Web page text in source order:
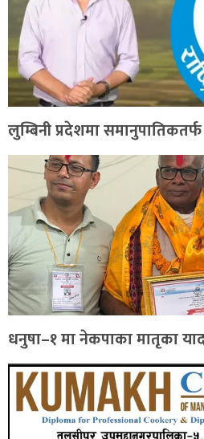
लुम्बिनी प्रदेशमा
धनुषा–१ मा नेकपाका मातृका